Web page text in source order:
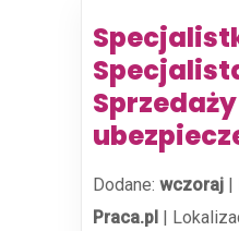
Sprzedaży
Dodane: wczoraj |
Praca.pl |